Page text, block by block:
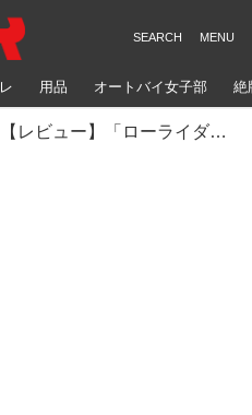
用品 オートバイ女子部 絶
【レビュー】「ローライダーS」インプレ（2024年）峠道も楽しいハーレー！ 排気量1923ccの豪快パフォーマンス